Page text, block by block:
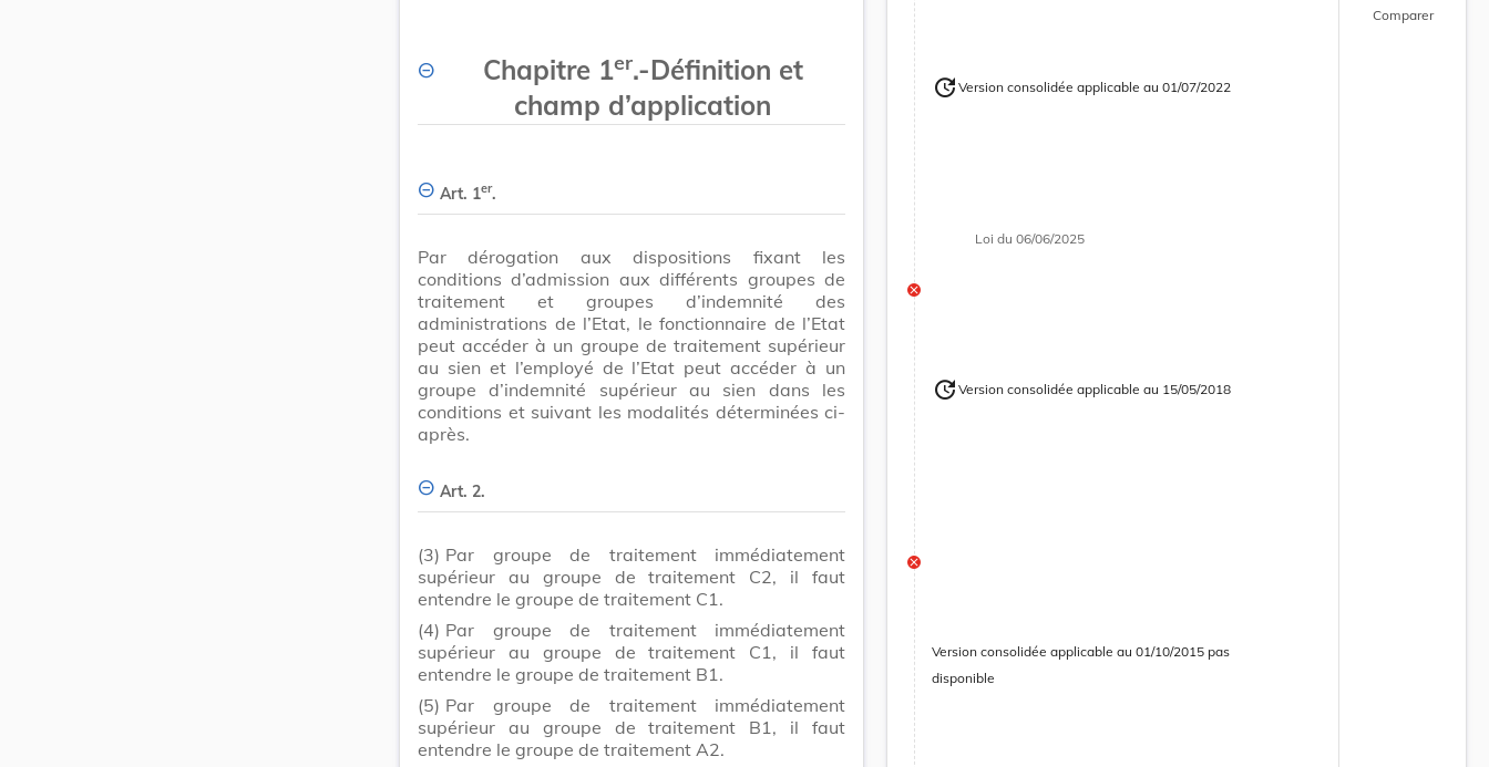
Chapitre 1er.-Définition et
champ d’application
Art. 1er.
Par dérogation aux dispositions fixant les
conditions d’admission aux différents groupes de
traitement et groupes d’indemnité des
administrations de l’Etat, le fonctionnaire de l’Etat
peut accéder à un groupe de traitement supérieur
au sien et l’employé de l’Etat peut accéder à un
groupe d’indemnité supérieur au sien dans les
conditions et suivant les modalités déterminées ci-
après.
Art. 2.
(3) Par groupe de traitement immédiatement
supérieur au groupe de traitement C2, il faut
entendre le groupe de traitement C1.
(4) Par groupe de traitement immédiatement
supérieur au groupe de traitement C1, il faut
entendre le groupe de traitement B1.
(5) Par groupe de traitement immédiatement
supérieur au groupe de traitement B1, il faut
entendre le groupe de traitement A2.
Version consolidée obsolète
update Version consolidée applicable au 01/07/2022
Loidu 06/06/2025
Version consolidée obsolète
update Version consolidée applicable au 15/05/2018
Version consolidée applicable au 01/10/2015 pas
disponible
Comparer